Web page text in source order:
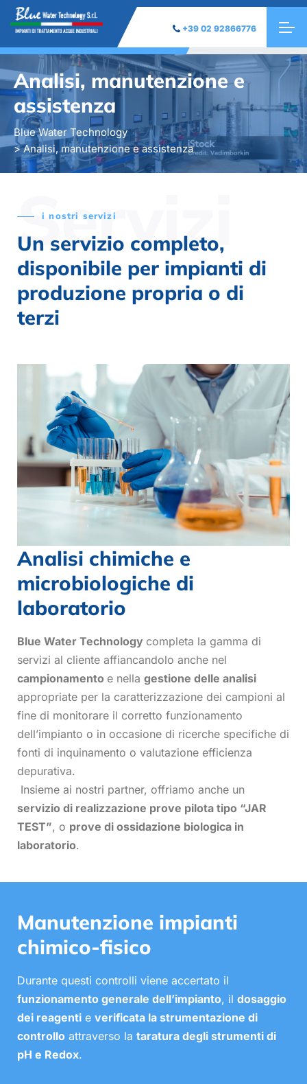
+39 02 92866776
Analisi, manutenzione e
assistenza
Blue Water Technology
> Analisi, manutenzione e assistenza
Servizi
i nostri servizi
Un servizio completo,
disponibile per impianti di
produzione propria o di
terzi
Analisi chimiche e
microbiologiche di
laboratorio
Blue Water Technology completa la gamma di
servizi al cliente affiancandolo anche nel
campionamento e nella gestione delle analisi
appropriate per la caratterizzazione dei campioni al
fine di monitorare il corretto funzionamento
dell’impianto o in occasione di ricerche specifiche di
fonti di inquinamento o valutazione efficienza
depurativa.
Insieme ai nostri partner, offriamo anche un
servizio di realizzazione prove pilota tipo “JAR
TEST”, o prove di ossidazione biologica in
laboratorio.
Manutenzione impianti
chimico-fisico
Durante questi controlli viene accertato il
funzionamento generale dell’impianto, il dosaggio
dei reagenti e verificata la strumentazione di
controllo attraverso la taratura degli strumenti di
pH e Redox.